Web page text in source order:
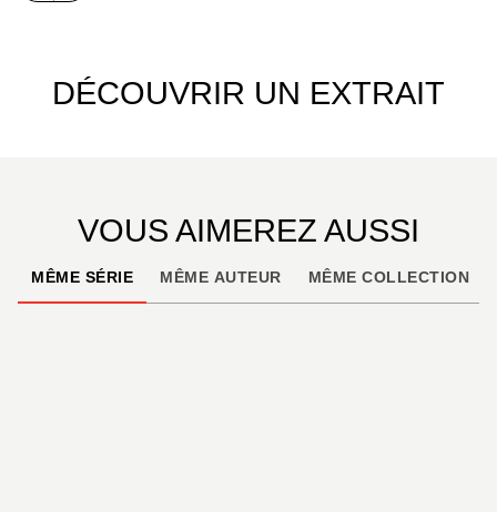
DÉCOUVRIR UN EXTRAIT
VOUS AIMEREZ AUSSI
MÊME SÉRIE MÊME AUTEUR MÊME COLLECTION